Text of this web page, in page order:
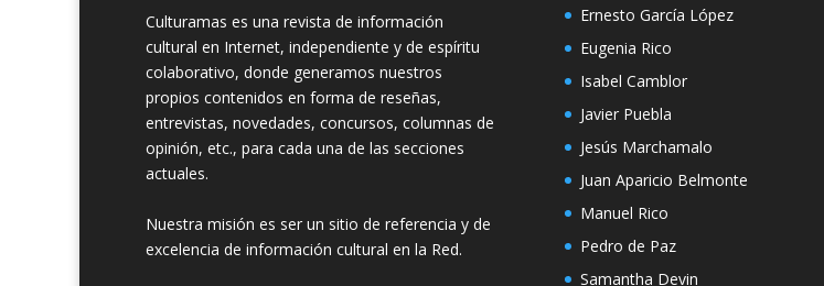
Culturamas es una revista de información
cultural en Internet, independiente y de espíritu
colaborativo, donde generamos nuestros
propios contenidos en forma de reseñas,
entrevistas, novedades, concursos, columnas de
opinión, etc., para cada una de las secciones
actuales.
Nuestra misión es ser un sitio de referencia y de
excelencia de información cultural en la Red.
Ernesto García López
Eugenia Rico
Isabel Camblor
Javier Puebla
Jesús Marchamalo
Juan Aparicio Belmonte
Manuel Rico
Pedro de Paz
Samantha Devin